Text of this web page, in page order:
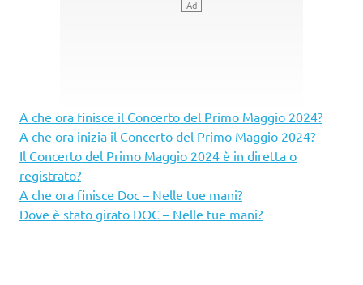
A che ora finisce il Concerto del Primo Maggio 2024?
A che ora inizia il Concerto del Primo Maggio 2024?
Il Concerto del Primo Maggio 2024 è in diretta o
registrato?
A che ora finisce Doc – Nelle tue mani?
Dove è stato girato DOC – Nelle tue mani?